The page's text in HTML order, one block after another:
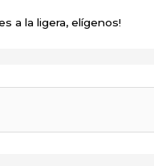
a la ligera, elígenos!